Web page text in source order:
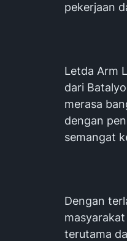
pekerjaan
Letda Arm
dari
merasa
dengan
semangat
Dengan
terutama